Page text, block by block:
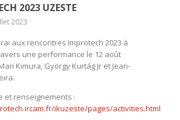
2023 UZESTE
2023
aux rencontres Improtech 2023 à
une performance le 12 août
Kimura, György Kurtág Jr et Jean-
et renseignements :
ikuzeste/pages/activities.html